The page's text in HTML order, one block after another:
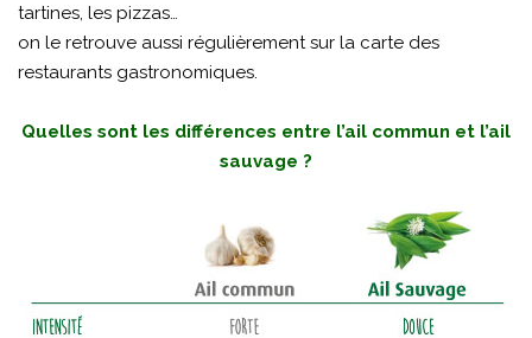
tartines, les pizzas…
on le retrouve aussi régulièrement sur la carte des
restaurants gastronomiques.
Quelles sont les différences entre l’ail commun et l’ail
sauvage ?